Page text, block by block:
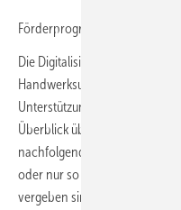
Förderprogramme
Die Digitalisierung des eigenen
Handwerksunternehmer
Unterstützung aus
Überblick über die wichtigsten
nachfolgende Aufstellung.
oder nur so lange gültig, bis
vergeben sind. Unter